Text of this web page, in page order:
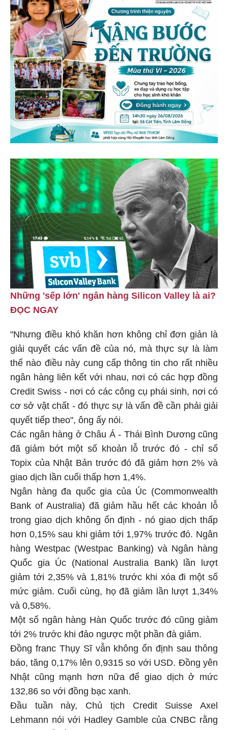
Những 'sếp lớn' ngân hàng Silicon Valley là ai?
ĐỌC NGAY
"Nhưng điều khó khăn hơn không chỉ đơn giản là
giải quyết các vấn đề của nó, mà thực sự là làm
thế nào điều này cung cấp thông tin cho rất nhiều
ngân hàng liên kết với nhau, nơi có các hợp đồng
Credit Swiss - nơi có các công cụ phái sinh, nơi có
cơ sở vật chất - đó thực sự là vấn đề cần phải giải
quyết tiếp theo", ông ấy nói.
Các ngân hàng ở Châu Á - Thái Bình Dương cũng
đã giảm bớt một số khoản lỗ trước đó- chỉ số
Topix của Nhật Bản trước đó đã giảm hơn 2% và
giao dịch lần cuối thấp hơn 1,4%.
Ngân hàng đa quốc gia của Úc (Commonwealth
Bank of Australia) đã giảm hầu hết các khoản lỗ
trong giao dịch không ổn định - nó giao dịch thấp
hơn 0,15% sau khi giảm tới 1,97% trước đó. Ngân
hàng Westpac (Westpac Banking) và Ngân hàng
Quốc gia Úc (National Australia Bank) lần lượt
giảm tới 2,35% và 1,81% trước khi xóa đi một số
mức giảm. Cuối cùng, họ đã giảm lần lượt 1,34%
và 0,58%.
Một số ngân hàng Hàn Quốc trước đó cũng giảm
tới 2% trước khi đảo ngược một phần đà giảm.
Đồng franc Thụy Sĩ vẫn không ổn định sau thông
báo, tăng 0,17% lên 0,9315 so với USD. Đồng yên
Nhật cũng mạnh hơn nữa để giao dịch ở mức
132,86 so với đồng bạc xanh.
Đầu tuần này, Chủ tịch Credit Suisse Axel
Lehmann nói với Hadley Gamble của CNBC rằng